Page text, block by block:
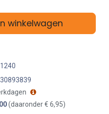
winkelwagen
(daaronder € 6,95)